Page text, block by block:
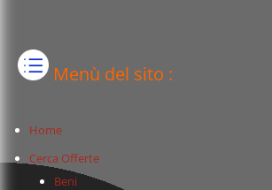
Menù del sito :
Home
Cerca Offerte
Beni